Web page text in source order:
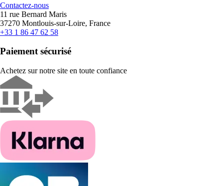
Contactez-nous
11 rue Bernard Maris
37270 Montlouis-sur-Loire, France
+33 1 86 47 62 58
Paiement sécurisé
Achetez sur notre site en toute confiance